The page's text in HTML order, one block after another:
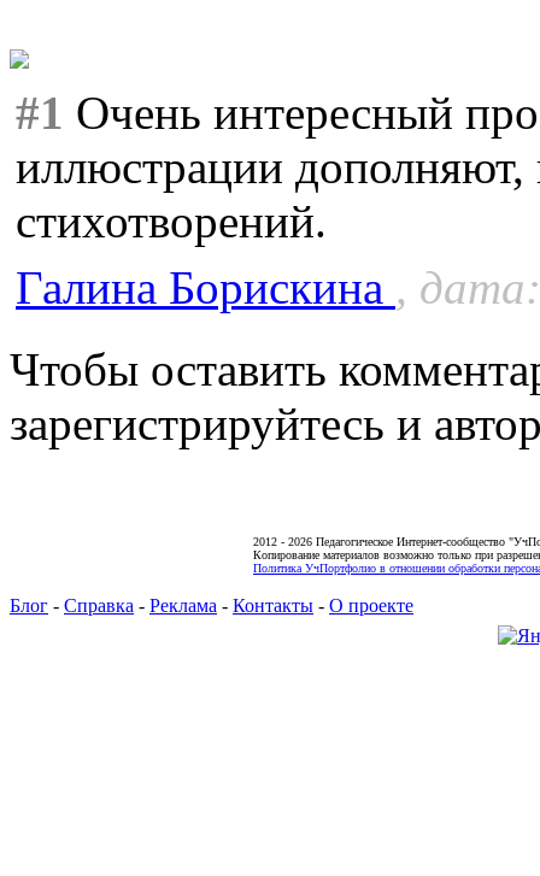
#1 Очень интересный
иллюстрации
стихотворений.
Галина Борискина ,
Чтобы оставить
зарегистрируйтесь и
2012 - 2026 Педагогическое Интернет-сообщество
Копирование материалов возможно только при
Политика УчПортфолио в отношении обработки
Блог - Справка - Реклама - Контакты - О проекте